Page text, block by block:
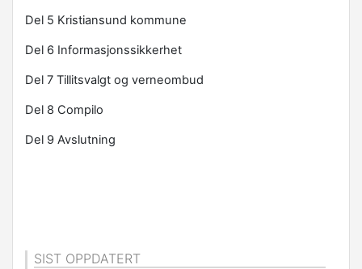
Del 5 Kristiansund kommune
Del 6 Informasjonssikkerhet
Del 7 Tillitsvalgt og verneombud
Del 8 Compilo
Del 9 Avslutning
SIST OPPDATERT